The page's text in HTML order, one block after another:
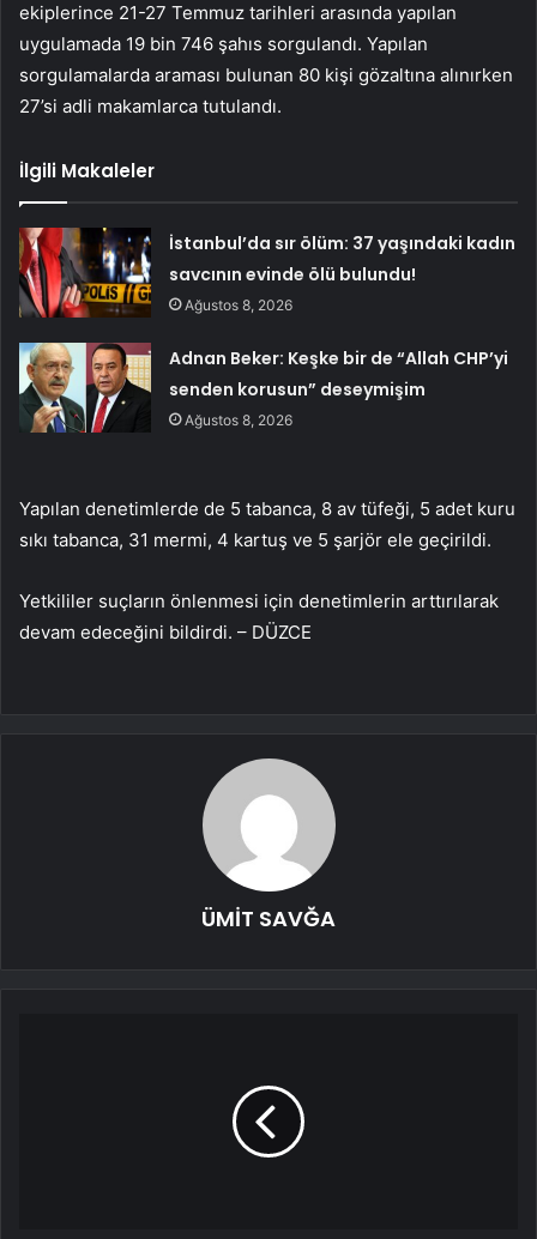
ekiplerince 21-27 Temmuz tarihleri arasında yapılan
uygulamada 19 bin 746 şahıs sorgulandı. Yapılan
sorgulamalarda araması bulunan 80 kişi gözaltına alınırken
27’si adli makamlarca tutulandı.
İlgili Makaleler
İstanbul’da sır ölüm: 37 yaşındaki kadın
savcının evinde ölü bulundu!
Ağustos 8, 2026
Adnan Beker: Keşke bir de “Allah CHP’yi
senden korusun” deseymişim
Ağustos 8, 2026
Yapılan denetimlerde de 5 tabanca, 8 av tüfeği, 5 adet kuru
sıkı tabanca, 31 mermi, 4 kartuş ve 5 şarjör ele geçirildi.
Yetkililer suçların önlenmesi için denetimlerin arttırılarak
devam edeceğini bildirdi. – DÜZCE
ÜMİT SAVĞA